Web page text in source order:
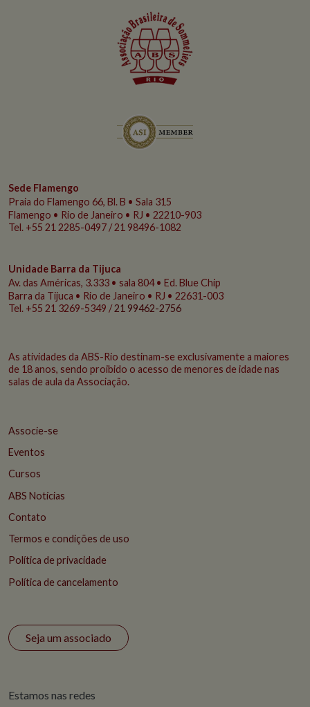
Sede Flamengo
Praia do Flamengo 66, Bl. B • Sala 315
Flamengo • Rio de Janeiro • RJ • 22210-903
Tel. +55 21 2285-0497 / 21 98496-1082
Unidade Barra da Tijuca
Av. das Américas, 3.333 • sala 804 • Ed. Blue Chip
Barra da Tijuca • Rio de Janeiro • RJ • 22631-003
Tel. +55 21 3269-5349 /21 99462-2756
As atividades da ABS-Rio destinam-se exclusivamente a maiores
de 18 anos, sendo proibido o acesso de menores de idade nas
salas de aula da Associação.
Associe-se
Eventos
Cursos
ABS Notícias
Contato
Termos e condições de uso
Política de privacidade
Política de cancelamento
Seja um associado
Estamos nas redes